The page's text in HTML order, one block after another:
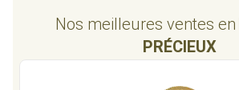
Nos meilleures ventes en
PRÉCIEUX